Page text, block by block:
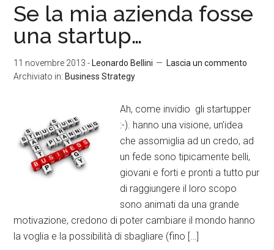
Se la mia azienda fosse
una startup…
11 novembre 2013 - Leonardo Bellini
Lascia un commento
Archiviato in: Business Strategy
Ah, come invidio gli startupper
:-). hanno una visione, un’idea
che assomiglia ad un credo, ad
un fede sono tipicamente belli,
giovani e forti e pronti a tutto pur
di raggiungere il loro scopo
sono animati da una grande
motivazione, credono di poter cambiare il mondo hanno
la voglia e la possibilità di sbagliare (fino […]